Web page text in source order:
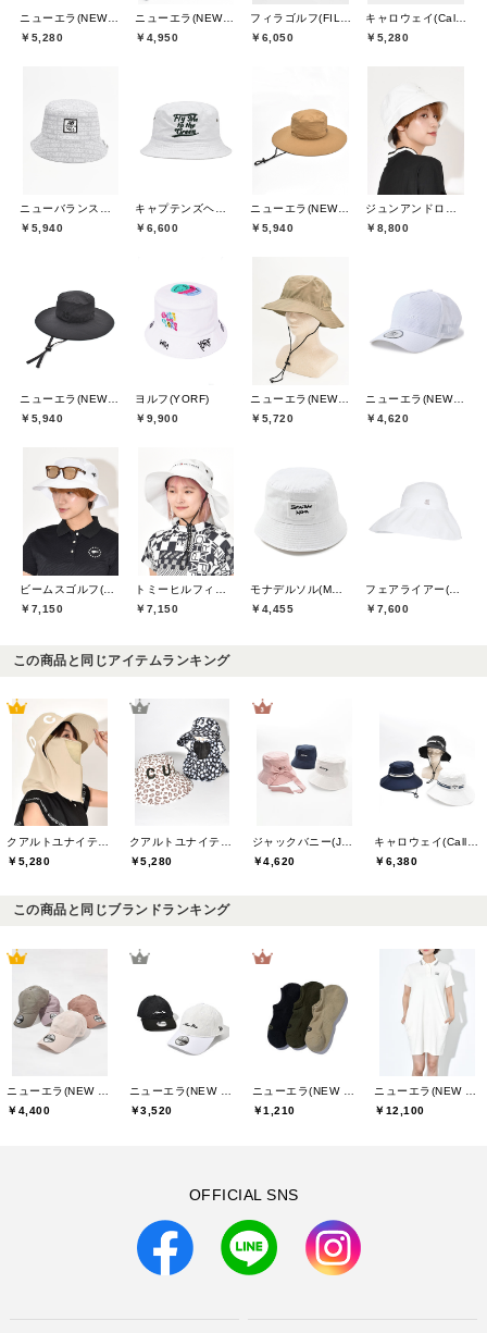
ニューエラ(NEW ERA)
￥5,280
ニューエラ(NEW ERA)
￥4,950
￥6,050
￥5,280
￥5,940
￥6,600
ニューエラ(NEW ERA)
￥5,940
￥8,800
ニューエラ(NEW ERA)
￥5,940
ヨルフ(YORF)
￥9,900
ニューエラ(NEW ERA)
￥5,720
ニューエラ(NEW ERA)
￥4,620
￥7,150
￥7,150
￥4,455
￥7,600
この商品と同じアイテムランキング
￥5,280
￥5,280
￥4,620
￥6,380
この商品と同じブランドランキング
ニューエラ(NEW ERA)
￥4,400
ニューエラ(NEW ERA)
￥3,520
ニューエラ(NEW ERA)
￥1,210
ニューエラ(NEW ERA)
￥12,100
OFFICIAL SNS